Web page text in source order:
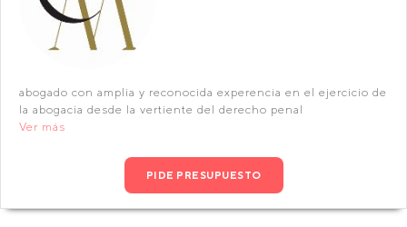
abogado con amplia y reconocida experencia en el ejercicio de
la abogacia desde la vertiente del derecho penal
Ver más
PIDE PRESUPUESTO